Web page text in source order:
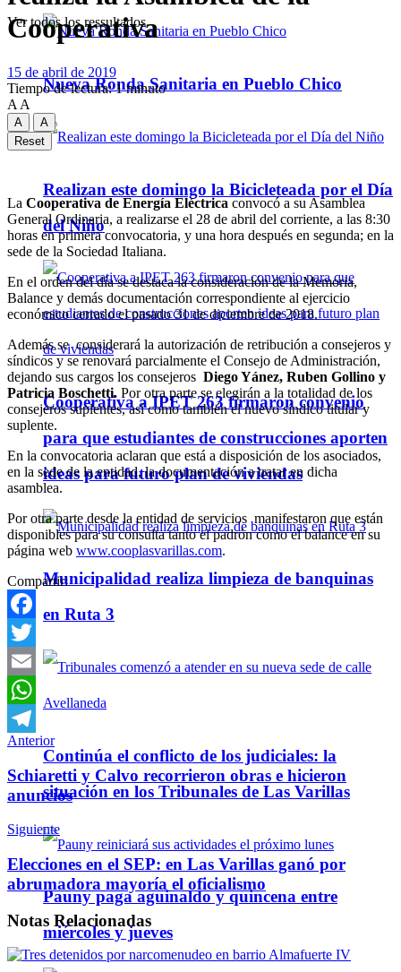
Nueva Ronda Sanitaria en Pueblo Chico
Realizan este domingo la Bicicleteada por el Día
del Niño
Cooperativa a IPET 263 firmaron convenio
para que estudiantes de construcciones aporten
ideas para futuro plan de viviendas
Municipalidad realiza limpieza de banquinas
en Ruta 3
Continúa el conflicto de los judiciales: la
situación en los Tribunales de Las Varillas
Pauny paga aguinaldo y quincena entre
miércoles y jueves
Ver todos los ressultados
Cooperativa
15 de abril de 2019
Tiempo de lectura: 1 minuto
A A
A
A
Reset
La Cooperativa de Energía Eléctrica convocó a su Asamblea
General Ordinaria, a realizarse el 28 de abril del corriente, a las 8:30
horas en primera convocatoria, y una hora después en segunda; en la
sede de la Sociedad Italiana.
En el orden del día se destaca la consideración de la Memoria,
Balance y demás documentación correspondiente al ejercicio
económico cerrado el pasado 31 de diciembre de 2018.
Además se considerará la autorización de retribución a consejeros y
síndicos y se renovará parcialmente el Consejo de Administración,
dejando sus cargos los consejeros Diego Yánez, Ruben Gollino y
Patricia Boschetti. Por otra parte se elegirán a la totalidad de los
consejeros suplentes, así como también el nuevo síndico titular y
suplente.
En la convocatoria aclaran que está a disposición de los asociados,
en la sede de la entidad, la documentación a tratar en dicha
asamblea.
Por otra parte desde la entidad de servicios manifestaron que están
disponibles para su consulta tanto el padrón como el balance en su
página web www.cooplasvarillas.com.
Compartir:
Facebook
Twitter
Email
WhatsApp
Telegram
Anterior
Schiaretti y Calvo recorrieron obras e hicieron
anuncios
Siguiente
Elecciones en el SEP: en Las Varillas ganó por
abrumadora mayoría el oficialismo
Notas Relacionadas